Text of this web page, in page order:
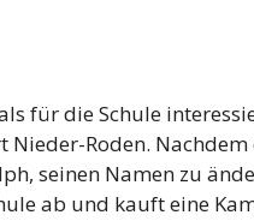
für die Schule
Roden. Nachdem
seinen Namen zu
ab und kauft eine